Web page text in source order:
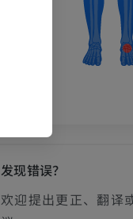
发现错误？
欢迎提出更正、翻译